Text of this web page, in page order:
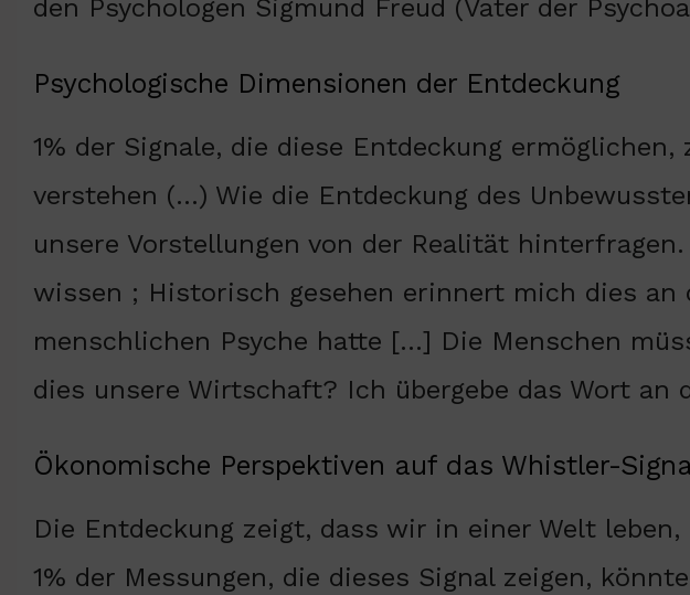
den Psychologen Sigmund Freud (Vater der
Psychologische Dimensionen der Entdeckung
1% der Signale, die diese Entdeckung
verstehen (…) Wie die Entdeckung des
unsere Vorstellungen von der Realität
wissen ; Historisch gesehen erinnert mich dies
menschlichen Psyche hatte […] Die Menschen
dies unsere Wirtschaft? Ich übergebe das Wort an
Ökonomische Perspektiven auf das Whistler-
Die Entdeckung zeigt, dass wir in einer Welt
1% der Messungen, die dieses Signal zeigen,